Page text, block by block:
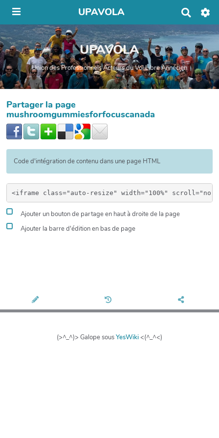
UPAVOLA
c
h
r
c
h
e
UPAVOLA
Union des Professionnels Acteurs du Vol Libre Annécien
Partager la page
mushroomgummiesforfocuscanada
Code d'intégration de contenu dans une page HTML
Ajouter un bouton de partage en haut à droite de la page
Ajouter la barre d'édition en bas de page
(>^_^)> Galope sousYesWiki<(^_^<)